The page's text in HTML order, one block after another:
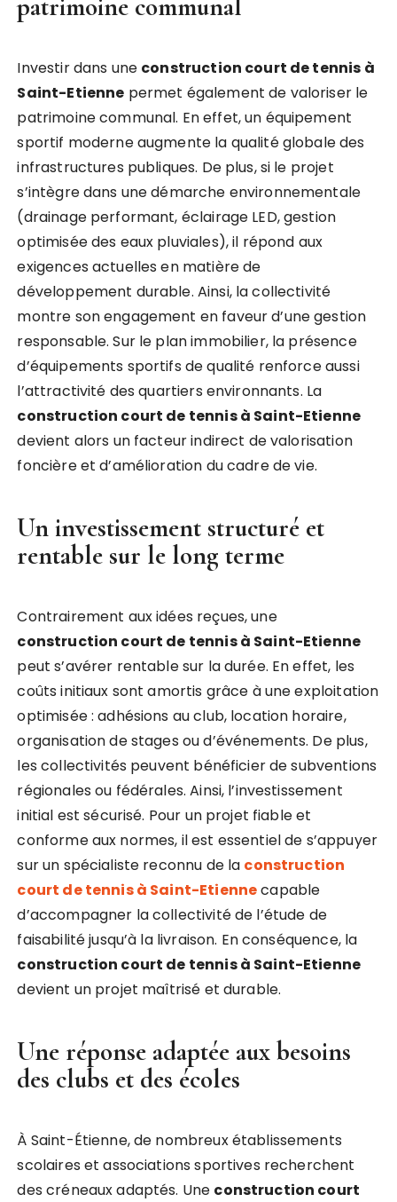
patrimoine communal
Investir dans une construction court de tennis à
Saint-Etienne permet également de valoriser le
patrimoine communal. En effet, un équipement
sportif moderne augmente la qualité globale des
infrastructures publiques. De plus, si le projet
s’intègre dans une démarche environnementale
(drainage performant, éclairage LED, gestion
optimisée des eaux pluviales), il répond aux
exigences actuelles en matière de
développement durable. Ainsi, la collectivité
montre son engagement en faveur d’une gestion
responsable. Sur le plan immobilier, la présence
d’équipements sportifs de qualité renforce aussi
l’attractivité des quartiers environnants. La
construction court de tennis à Saint-Etienne
devient alors un facteur indirect de valorisation
foncière et d’amélioration du cadre de vie.
Un investissement structuré et
rentable sur le long terme
Contrairement aux idées reçues, une
construction court de tennis à Saint-Etienne
peut s’avérer rentable sur la durée. En effet, les
coûts initiaux sont amortis grâce à une exploitation
optimisée : adhésions au club, location horaire,
organisation de stages ou d’événements. De plus,
les collectivités peuvent bénéficier de subventions
régionales ou fédérales. Ainsi, l’investissement
initial est sécurisé. Pour un projet fiable et
conforme aux normes, il est essentiel de s’appuyer
sur un spécialiste reconnu de la construction
court de tennis à Saint-Etiennecapable
d’accompagner la collectivité de l’étude de
faisabilité jusqu’à la livraison. En conséquence, la
construction court de tennis à Saint-Etienne
devient un projet maîtrisé et durable.
Une réponse adaptée aux besoins
des clubs et des écoles
À Saint-Étienne, de nombreux établissements
scolaires et associations sportives recherchent
des créneaux adaptés. Une construction court